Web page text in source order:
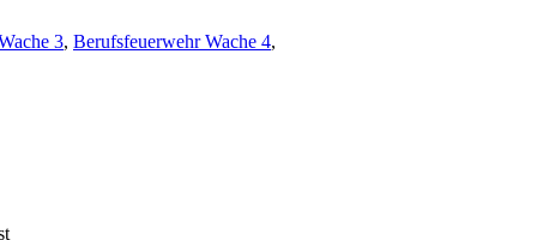
3, Berufsfeuerwehr Wache 4,